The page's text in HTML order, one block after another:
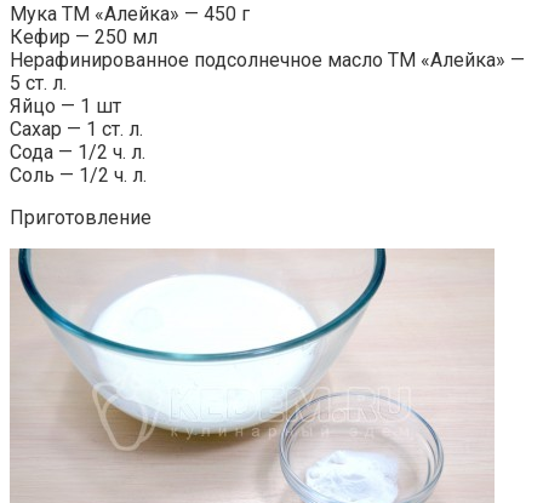
Мука ТМ «Алейка» — 450 г
Кефир — 250 мл
Нерафинированное подсолнечное масло ТМ «Алейка» —
5 ст. л.
Яйцо — 1 шт
Сахар — 1 ст. л.
Сода — 1/2 ч. л.
Соль — 1/2 ч. л.
Приготовление